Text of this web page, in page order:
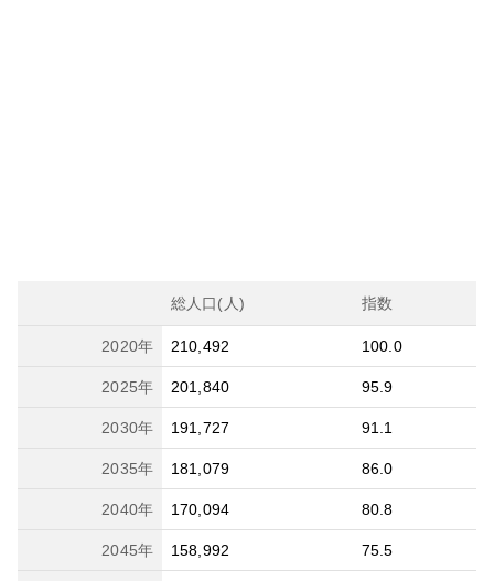
総人口(人) 指数
2020年 210,492 100.0
2025年 201,840 95.9
2030年 191,727 91.1
2035年 181,079 86.0
2040年 170,094 80.8
2045年 158,992 75.5